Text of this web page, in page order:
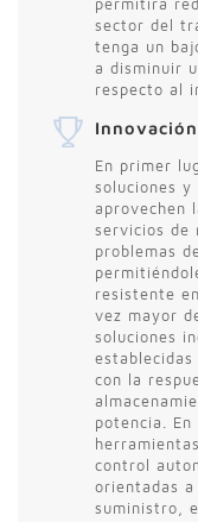
permitirá
sector del
tenga un
a disminuir
respecto al
En primer
soluciones y
aprovechen
servicios de
problemas
resistente
vez mayor
soluciones
establecidas
con la
potencia.
control
orientadas
suministro,